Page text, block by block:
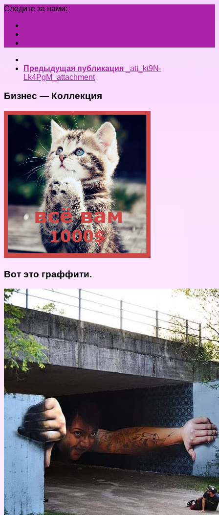
Следите за нами:
Предыдущая публикация
_att_kt9N-
Lk4PgM_attachment
Бизнес — Коллекция
Вот это граффити.